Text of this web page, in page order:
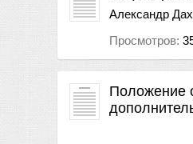
Александр
Просмотров:
Положение